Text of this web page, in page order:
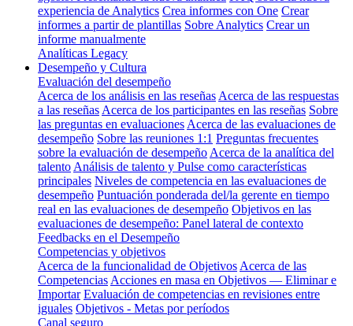
experiencia de Analytics Crea informes con One Crear
informes a partir de plantillas Sobre Analytics Crear un
informe manualmente
Analíticas Legacy
Desempeño y Cultura
Evaluación del desempeño
Acerca de los análisis en las reseñas Acerca de las respuestas
a las reseñas Acerca de los participantes en las reseñas Sobre
las preguntas en evaluaciones Acerca de las evaluaciones de
desempeño Sobre las reuniones 1:1 Preguntas frecuentes
sobre la evaluación de desempeño Acerca de la analítica del
talento Análisis de talento y Pulse como características
principales Niveles de competencia en las evaluaciones de
desempeño Puntuación ponderada del/la gerente en tiempo
real en las evaluaciones de desempeño Objetivos en las
evaluaciones de desempeño: Panel lateral de contexto
Feedbacks en el Desempeño
Competencias y objetivos
Acerca de la funcionalidad de Objetivos Acerca de las
Competencias Acciones en masa en Objetivos — Eliminar e
Importar Evaluación de competencias en revisiones entre
iguales Objetivos - Metas por períodos
Canal seguro